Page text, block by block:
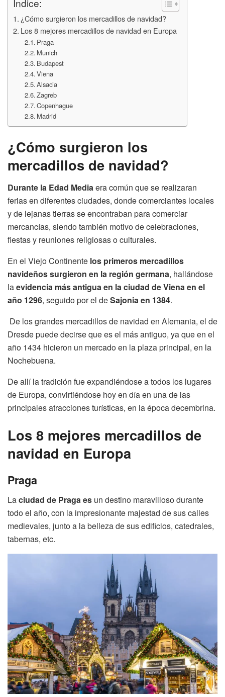
Índice:
¿Cómo surgieron los mercadillos de navidad?
Los 8 mejores mercadillos de navidad en Europa
Praga
Munich
Budapest
Viena
Alsacia
Zagreb
Copenhague
Madrid
¿Cómo surgieron los
mercadillos de navidad?
Durante la Edad Mediaera común que se realizaran
ferias en diferentes ciudades, donde comerciantes locales
y de lejanas tierras se encontraban para comerciar
mercancías, siendo también motivo de celebraciones,
fiestas y reuniones religiosas o culturales.
En el Viejo Continente los primeros mercadillos
navideños surgieron en la región germana, hallándose
laevidencia más antigua en la ciudad de Viena en el
año 1296, seguido por el deSajonia en 1384.
De los grandes mercadillos de navidad en Alemania, el de
Dresde puede decirse que es el más antiguo, ya que en el
año 1434 hicieron un mercado en la plaza principal, en la
Nochebuena.
De allí la tradición fue expandiéndose a todos los lugares
de Europa, convirtiéndose hoy en día en una de las
principales atracciones turísticas, en la época decembrina.
Los 8 mejores mercadillos de
navidad en Europa
Praga
Laciudad de Praga es un destino maravilloso durante
todo el año, con la impresionante majestad de sus calles
medievales, junto a la belleza de sus edificios, catedrales,
tabernas, etc.